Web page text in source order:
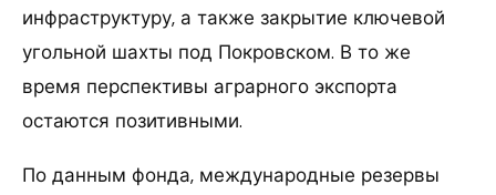
инфраструктуру, а также закрытие ключевой
угольной шахты под Покровском. В то же
время перспективы аграрного экспорта
остаются позитивными.
По данным фонда, международные резервы